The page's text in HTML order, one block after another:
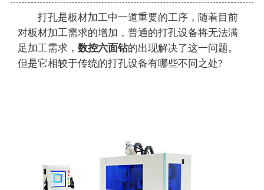
打孔是板材加工中一道重要的工序，随着目前
对板材加工需求的增加，普通的打孔设备将无法满
足加工需求， 数控六面钻的出现解决了这一问题。
但是它相较于传统的打孔设备有哪些不同之处?